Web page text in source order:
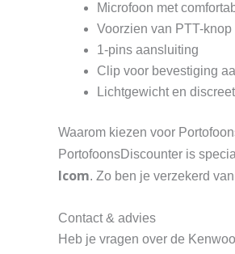
Microfoon met
Voorzien van PTT-knop
1-pins aansluiting
Clip voor bevestiging
Lichtgewicht en
Waarom kiezen voor
PortofoonsDiscounter is
Icom. Zo ben je verzekerd
Contact & advies
Heb je vragen over de